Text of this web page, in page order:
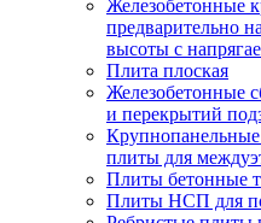
Железобетонные
предварительно
высоты с
Плита плоская
Железобетонные
и перекрытий
плиты для
Плиты бетонные
Плиты НСП для